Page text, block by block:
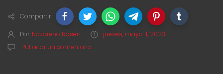
Compartir
Por Nazareno Rosen
jueves, mayo 11, 2023
Publicar un comentario